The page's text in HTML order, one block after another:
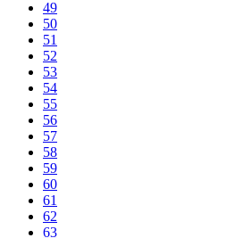
49
50
51
52
53
54
55
56
57
58
59
60
61
62
63